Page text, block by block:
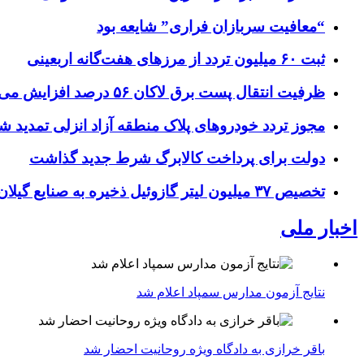
“معافیت سربازان فراری” شایعه بود
ثبت ۶۰ میلیون تردد از مرزهای هفت‌گانه اربعینی
ظرفیت انتقال پست برق لاکان ۵۶ درصد افزایش می‌یابد
مجوز تردد خودروهای پلاک منطقه آزاد انزلی تمدید
دولت برای پرداخت کالابرگ شرط جدید گذاشت
تخصیص ۳۷ میلیون لیتر گازوئیل ذخیره به صنایع گیلان
اخبار ملی
نتایج آزمون مدارس سمپاد اعلام شد
باقر خرازی به دادگاه ویژه روحانیت احضار شد